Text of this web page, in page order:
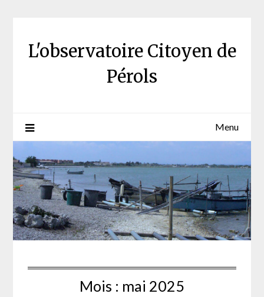
L'observatoire Citoyen de
Pérols
Menu
Mois : mai 2025